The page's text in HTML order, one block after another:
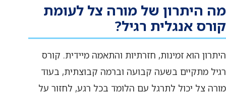
מה היתרון של מורה צל לעומת
קורס אנגלית רגיל?
היתרון הוא זמינות, חזרתיות והתאמה מיידית. קורס
רגיל מתקיים בשעה קבועה וברמה קבוצתית, בעוד
מורה צל יכול לתרגל עם הלומד בכל רגע, לחזור על